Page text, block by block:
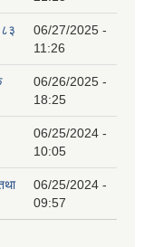
06/27/2025 -
11:26
06/26/2025 -
18:25
06/25/2024 -
10:05
06/25/2024 -
09:57